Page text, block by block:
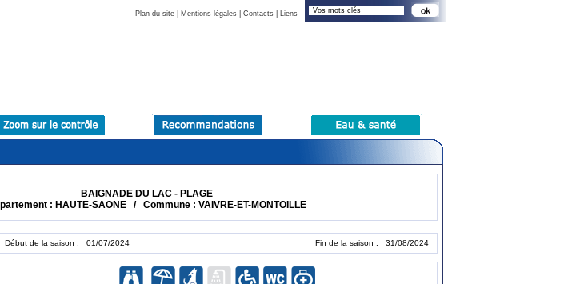
Plan du site| Mentions légales| Contacts| Liens
BAIGNADE DU LAC - PLAGE
: HAUTE-SAONE / Commune : VAIVRE-ET-MONTOILLE
Début de la saison : 01/07/2024 Fin de la saison : 31/08/2024